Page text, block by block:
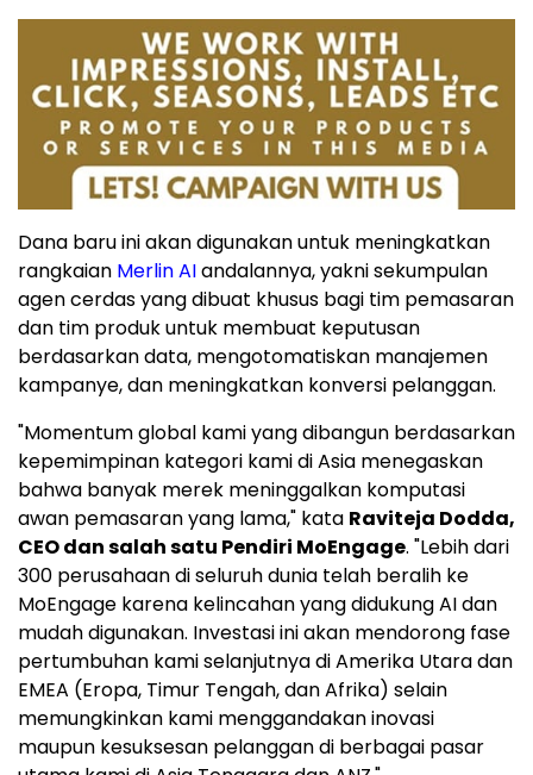
Dana baru ini akan digunakan untuk meningkatkan
rangkaian Merlin AIandalannya, yakni sekumpulan
agen cerdas yang dibuat khusus bagi tim pemasaran
dan tim produk untuk membuat keputusan
berdasarkan data, mengotomatiskan manajemen
kampanye, dan meningkatkan konversi pelanggan.
"Momentum global kami yang dibangun berdasarkan
kepemimpinan kategori kami di Asia menegaskan
bahwa banyak merek meninggalkan komputasi
awan pemasaran yang lama," kata Raviteja Dodda,
CEO dan salah satu Pendiri MoEngage. "Lebih dari
300 perusahaan di seluruh dunia telah beralih ke
MoEngage karena kelincahan yang didukung AI dan
mudah digunakan. Investasi ini akan mendorong fase
pertumbuhan kami selanjutnya diAmerika Utaradan
EMEA (Eropa, Timur Tengah, dan Afrika) selain
memungkinkan kami menggandakan inovasi
maupun kesuksesan pelanggan di berbagai pasar